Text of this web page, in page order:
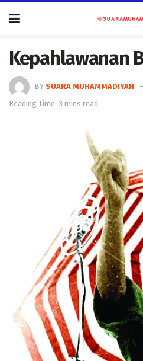
Kepahlawanan
BY SUARA MUHAMMADIYAH
Reading Time: 3 mins read